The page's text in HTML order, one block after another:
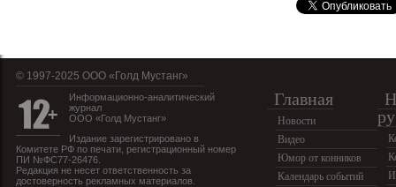
© 1997-2025 OOO «Голд Мустанг»
Информационно-аналитический
журнал
ООО «Голд Мустанг»
Издание зарегистрировано в
Комитете РФ по печати, регистрационный номер
ПИ №ФС77-26476.
Редакция не несет ответственность за
достоверность рекламных материалов.
Главная
Новости
Видео
Юмор от конников
Календарь событий